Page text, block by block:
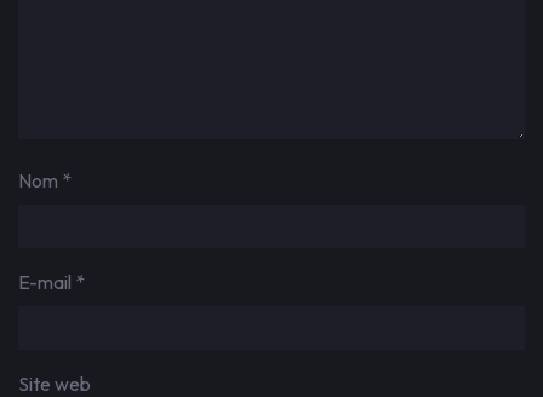
Nom *
E-mail *
Site web